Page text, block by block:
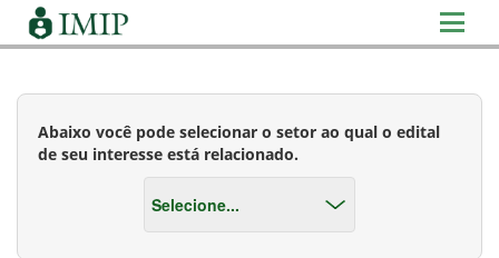
Abaixo você pode selecionar o setor ao qual o edital
de seu interesse está relacionado.